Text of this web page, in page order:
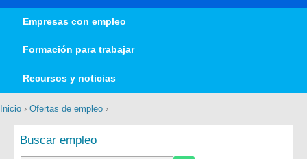
Empresas con empleo
Formación para trabajar
Recursos y noticias
Inicio › Ofertas de empleo ›
Buscar empleo